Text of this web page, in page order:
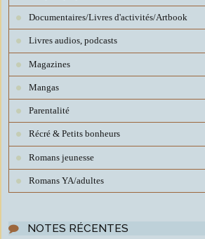
Documentaires/Livres d'activités/Artbook
Livres audios, podcasts
Magazines
Mangas
Parentalité
Récré & Petits bonheurs
Romans jeunesse
Romans YA/adultes
NOTES RÉCENTES